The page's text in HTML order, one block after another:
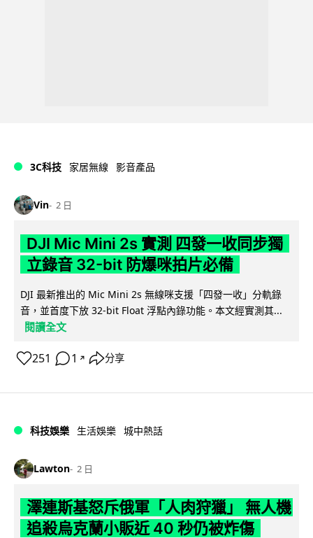
3C科技 家居無線 影音產品
Vin 2 日
DJI Mic Mini 2s 實測 四發一收同步獨
立錄音 32-bit 防爆咪拍片必備
DJI 最新推出的 Mic Mini 2s 無線咪支援「四發一收」分軌錄
音，並首度下放 32-bit Float 浮點內錄功能。本文經實測其...
閱讀全文
251 1 ↗ 分享
科技娛樂 生活娛樂 城中熱話
Lawton 2 日
澤連斯基怒斥俄軍「人肉狩獵」 無人機
追殺烏克蘭小販近 40 秒仍被炸傷